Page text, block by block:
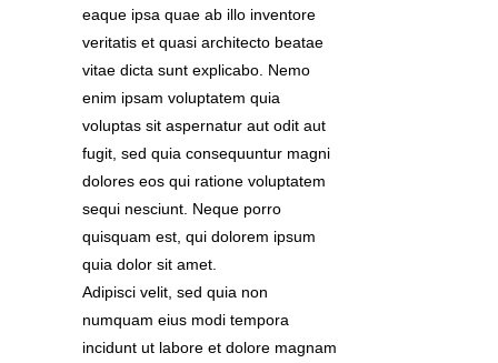
eaque ipsa quae ab illo inventore
veritatis et quasi architecto beatae
vitae dicta sunt explicabo. Nemo
enim ipsam voluptatem quia
voluptas sit aspernatur aut odit aut
fugit, sed quia consequuntur magni
dolores eos qui ratione voluptatem
sequi nesciunt. Neque porro
quisquam est, qui dolorem ipsum
quia dolor sit amet.
Adipisci velit, sed quia non
numquam eius modi tempora
incidunt ut labore et dolore magnam